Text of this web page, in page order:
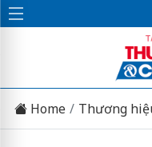
Home Thương